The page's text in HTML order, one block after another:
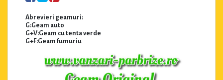
Abrevieri geamuri:
G:Geam auto
G+V:Geam cu tenta verde
G+F:Geam fumuriu